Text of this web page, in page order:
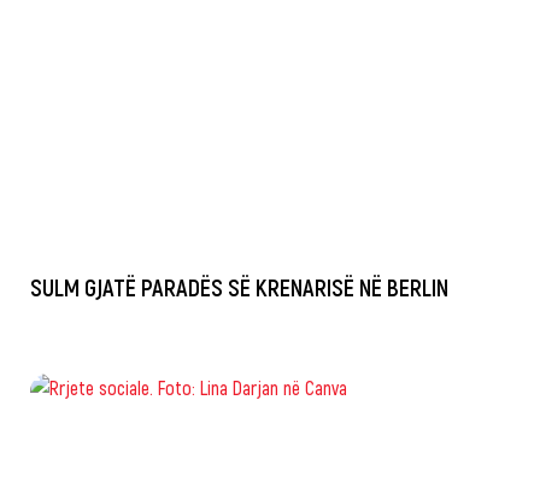
SULM GJATË PARADËS SË KRENARISË NË BERLIN